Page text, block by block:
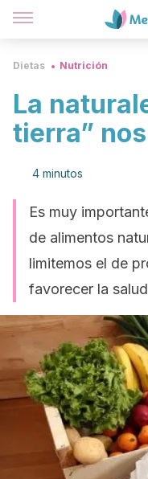
Dietas Nutrición
La
tierra”
4 minutos
Es muy
de alimentos
limitemos el de
favorecer la